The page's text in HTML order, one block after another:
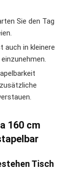
Sie den Tag
auch in kleinere
160 cm
Tisch